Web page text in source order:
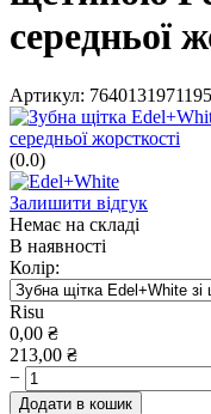
середньої
Артикул: 7640131971195
(0.0)
Залишити відгук
Немає на складі
В наявності
Колір:
Risu
0,00 ₴
213,00 ₴
−
Додати в кошик